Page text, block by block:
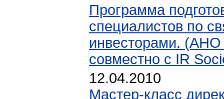
Программа
специалистов по
инвесторами.
совместно с IR
12.04.2010
Мастер-класс